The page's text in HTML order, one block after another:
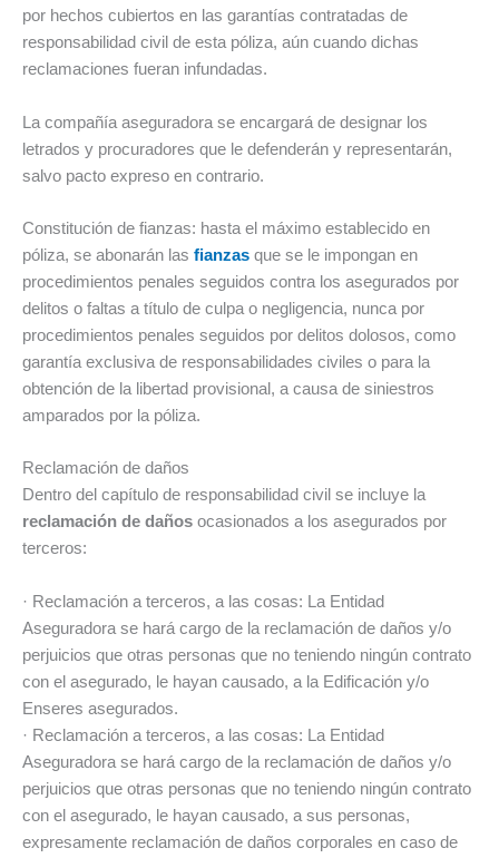
por hechos cubiertos en las garantías contratadas de
responsabilidad civil de esta póliza, aún cuando dichas
reclamaciones fueran infundadas.
La compañía aseguradora se encargará de designar los
letrados y procuradores que le defenderán y representarán,
salvo pacto expreso en contrario.
Constitución de fianzas: hasta el máximo establecido en
póliza, se abonarán las fianzas que se le impongan en
procedimientos penales seguidos contra los asegurados por
delitos o faltas a título de culpa o negligencia, nunca por
procedimientos penales seguidos por delitos dolosos, como
garantía exclusiva de responsabilidades civiles o para la
obtención de la libertad provisional, a causa de siniestros
amparados por la póliza.
Reclamación de daños
Dentro del capítulo de responsabilidad civil se incluye la
reclamación de daños ocasionados a los asegurados por
terceros:
· Reclamación a terceros, a las cosas: La Entidad
Aseguradora se hará cargo de la reclamación de daños y/o
perjuicios que otras personas que no teniendo ningún contrato
con el asegurado, le hayan causado, a la Edificación y/o
Enseres asegurados.
· Reclamación a terceros, a las cosas: La Entidad
Aseguradora se hará cargo de la reclamación de daños y/o
perjuicios que otras personas que no teniendo ningún contrato
con el asegurado, le hayan causado, a sus personas,
expresamente reclamación de daños corporales en caso de